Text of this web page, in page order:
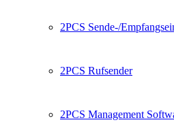
2PCS Sende-/
2PCS Rufsender
2PCS Management